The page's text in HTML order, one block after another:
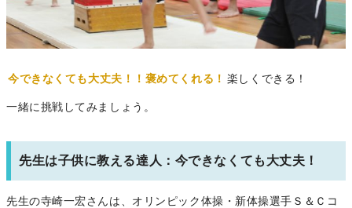
今できなくても大丈夫！！褒めてくれる！ 楽しくできる！
一緒に挑戦してみましょう。
先生は子供に教える達人：今できなくても大丈夫！
先生の寺崎一宏さんは、オリンピック体操・新体操選手Ｓ＆Ｃコ